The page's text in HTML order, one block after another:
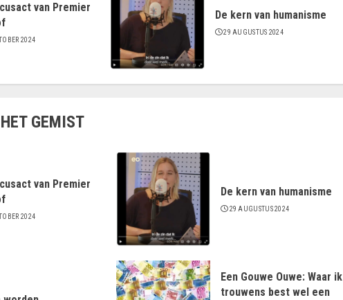
van Premier
2024
De kern van humanisme
29 AUGUSTUS 2024
GEMIST
van Premier
2024
De kern van humanisme
29 AUGUSTUS 2024
Een Gouwe Ouwe: Waar ik
trouwens best wel een